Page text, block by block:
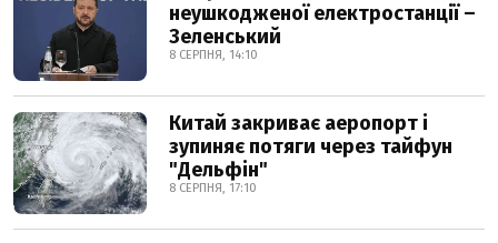
неушкодженої електростанції –
Зеленський
8 СЕРПНЯ, 14:10
Китай закриває аеропорт і
зупиняє потяги через тайфун
"Дельфін"
8 СЕРПНЯ, 17:10